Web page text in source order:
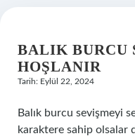
BALIK BURCU
HOŞLANIR
Tarih: Eylül 22, 2024
Balık burcu sevişmeyi
karaktere sahip olsalar